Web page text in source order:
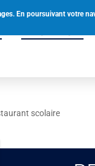
En poursuivant votre
scolaire